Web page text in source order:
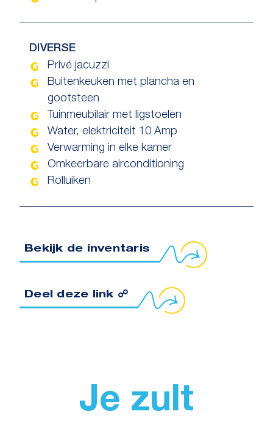
DIVERSE
Privé jacuzzi
Buitenkeuken met plancha en
gootsteen
Tuinmeubilair met ligstoelen
Water, elektriciteit 10 Amp
Verwarming in elke kamer
Omkeerbare airconditioning
Rolluiken
Bekijk de inventaris
Deel deze link ☍
naar klembord kopiëren
Je zult